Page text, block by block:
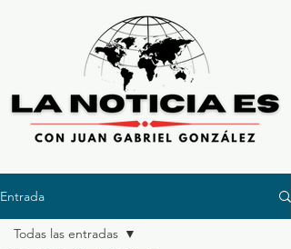
Entrada
Todas las entradas